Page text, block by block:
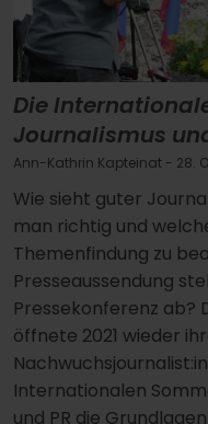
Die
Journalismus und
Ann-Kathrin Kapteinat - 28.
Wie sieht guter
man richtig und
Themenfindung zu
Presseaussendung
Pressekonferenz ab?
öffnete 2021 wieder
Internationalen
und PR die